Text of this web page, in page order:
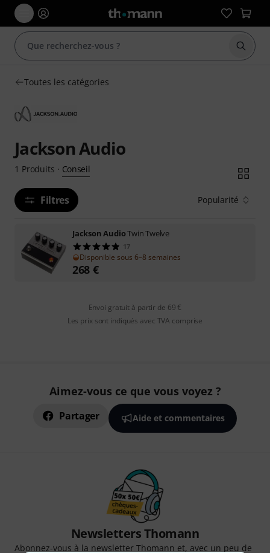
Toutes les catégories
Jackson Audio
1 Produits · Conseil
Filtres Popularité
Jackson AudioTwin Twelve
17
Disponible sous 6–8 semaines
268 €
Envoi gratuit à partir de 69 €
Les prix sont indiqués avec TVA comprise
Aimez-vous ce que vous voyez ?
Partager Aide et commentaires
Newsletters Thomann
Abonnez-vous à la newsletter Thomann et, avec un peu de